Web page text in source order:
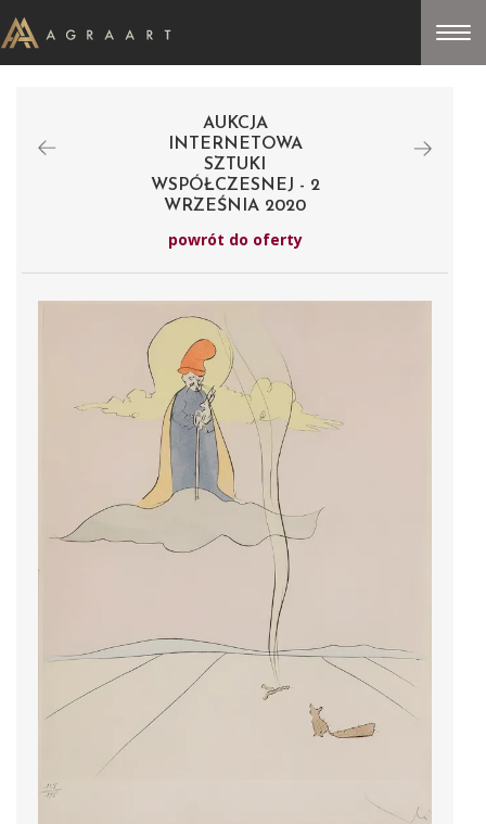
AUKCJA
INTERNETOWA
SZTUKI
WSPÓŁCZESNEJ - 2
WRZEŚNIA 2020
powrót do oferty